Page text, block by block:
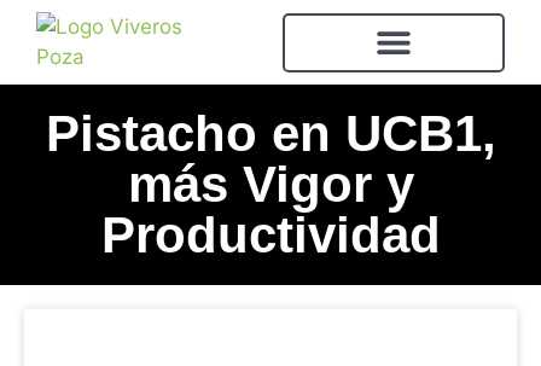
Pistacho en UCB1,
más Vigor y
Productividad